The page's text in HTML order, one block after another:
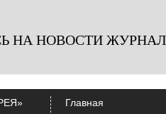
НА НОВОСТИ
Главная